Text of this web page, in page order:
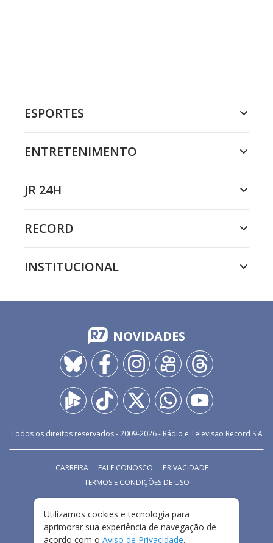
ESPORTES
ENTRETENIMENTO
JR 24H
RECORD
INSTITUCIONAL
NOVIDADES
Todos os direitos reservados - 2009-2026- Rádio e Televisão Record S.A
CARREIRA FALE CONOSCO
PRIVACIDADE
TERMOS E CONDIÇÕES DE USO
Utilizamos cookies e tecnologia para
aprimorar sua experiência de navegação de
acordo com o Aviso de Privacidade.